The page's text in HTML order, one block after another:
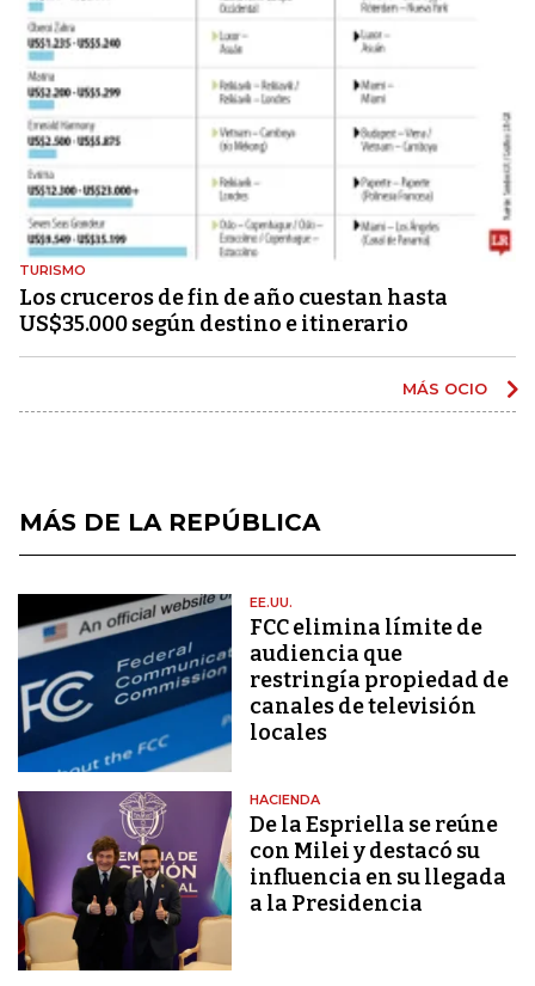
TURISMO
Los cruceros de fin de año cuestan hasta
US$35.000 según destino e itinerario
MÁS OCIO
MÁS DE LA REPÚBLICA
EE.UU.
FCC elimina límite de
audiencia que
restringía propiedad de
canales de televisión
locales
HACIENDA
De la Espriella se reúne
con Milei y destacó su
influencia en su llegada
a la Presidencia